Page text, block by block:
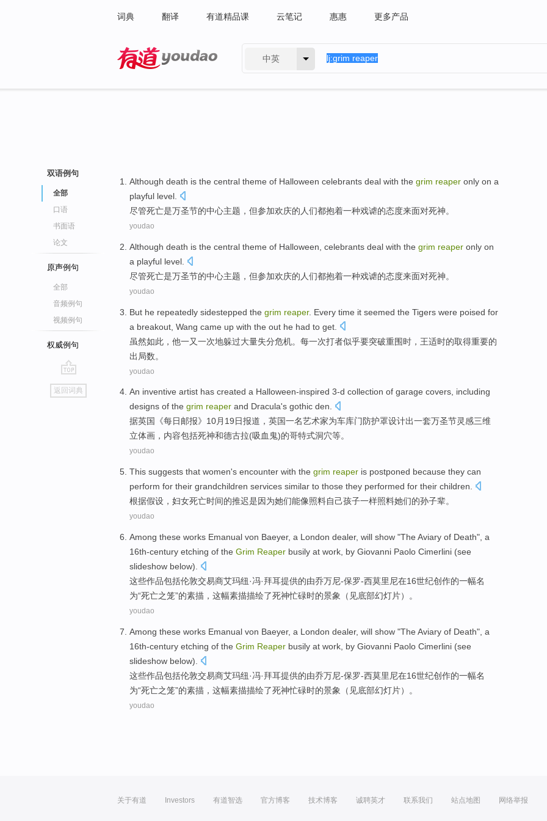
词典 翻译 有道精品课 云笔记 惠惠 更多产品
中英
双语例句
全部
口语
书面语
论文
原声例句
全部
音频例句
视频例句
权威例句
go
top
返回词典
Although death is the central theme of Halloween celebrants deal with the grim reaper only on a
playful level
尽管死亡是万圣节的中心主题 ，但参加欢庆的人们都抱着一种戏谑的态度来面对死神。
youdao
Although death is the central theme of Halloween celebrants deal with the grim reaper only on
a playful level
尽管死亡是万圣节的中心主题 ，但参加欢庆的人们都抱着一种戏谑的态度来面对死神。
youdao
But he repeatedly sidestepped the grim reaper. Every time it seemed the Tigers were poised for
a breakout Wang came up with the out he had to get
虽然如此， 他一又一次地躲过大量失分危机。 每一次打者似乎要突破重围时， 王适时的取得重要的
出局数。
youdao
An inventive artist has created a Halloween-inspired 3-d collection of garage covers, including
designs of the grim reaper and Dracula's gothic den.
据英国《每日邮报》10月19日报道，英国一名艺术家为车库门防护罩设计出一套万圣节灵感三维
立体画， 内容包括死神和德古拉(吸血鬼)的哥特式洞穴等。
youdao
This suggests that women's encounter with the grim reaper is postponed because they can
perform for their grandchildren services similar to those they performed for their children
根据假设， 妇女死亡时间的推迟是因为她们能像照料自己孩子一样照料她们的孙子辈。
youdao
Among these works Emanual von Baeyer, a London dealer, will show "The Aviary of Death", a
16th-century etching of the Grim Reaper busily at work, by Giovanni Paolo Cimerlini (see
slideshow below).
这些作品包括伦敦交易商艾玛纽·冯·拜耳提供的由乔万尼-保罗-西莫里尼在16世纪创作的一幅名
为“死亡之笼”的素描 ， 这幅素描描绘了死神忙碌时的景象（ 见底部幻灯片）。
youdao
Among these works Emanual von Baeyer, a London dealer, will show "The Aviary of Death", a
16th-century etching of the Grim Reaper busily at work, by Giovanni Paolo Cimerlini (see
slideshow below).
这些作品包括伦敦交易商艾玛纽·冯·拜耳提供的由乔万尼-保罗-西莫里尼在16世纪创作的一幅名
为“死亡之笼”的素描 ， 这幅素描描绘了死神忙碌时的景象（ 见底部幻灯片）。
youdao
关于有道 Investors 有道智选 官方博客 技术博客 诚聘英才 联系我们 站点地图 网络举报